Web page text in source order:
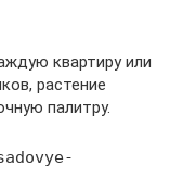
квартиру или
растение
палитру.